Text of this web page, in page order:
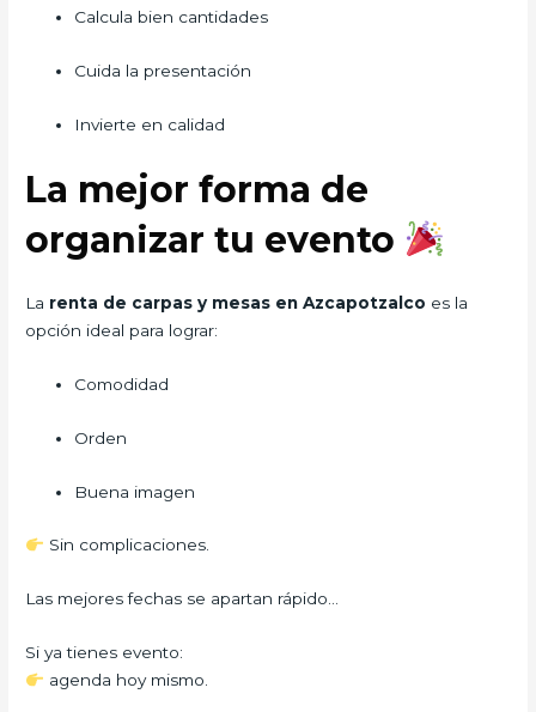
Calcula bien cantidades
Cuida la presentación
Invierte en calidad
La mejor forma de
organizar tu evento
La renta de carpas y mesas en Azcapotzalco es la
opción ideal para lograr:
Comodidad
Orden
Buena imagen
Sin complicaciones.
Las mejores fechas se apartan rápido…
Si ya tienes evento:
agenda hoy mismo.